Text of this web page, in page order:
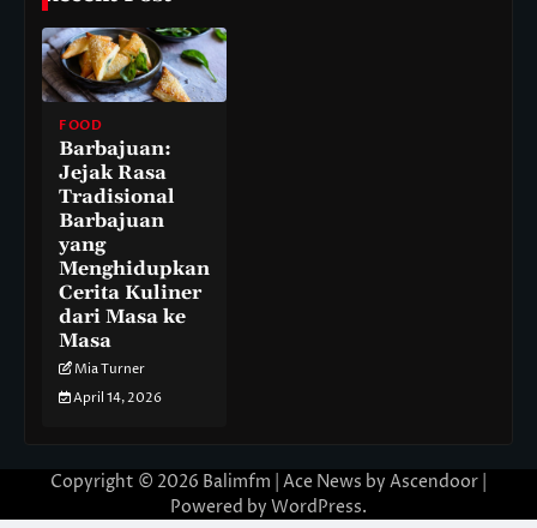
FOOD
Barbajuan:
Jejak Rasa
Tradisional
Barbajuan
yang
Menghidupkan
Cerita Kuliner
dari Masa ke
Masa
Mia Turner
April 14, 2026
Copyright © 2026 Balimfm | Ace News by Ascendoor
Powered by WordPress.